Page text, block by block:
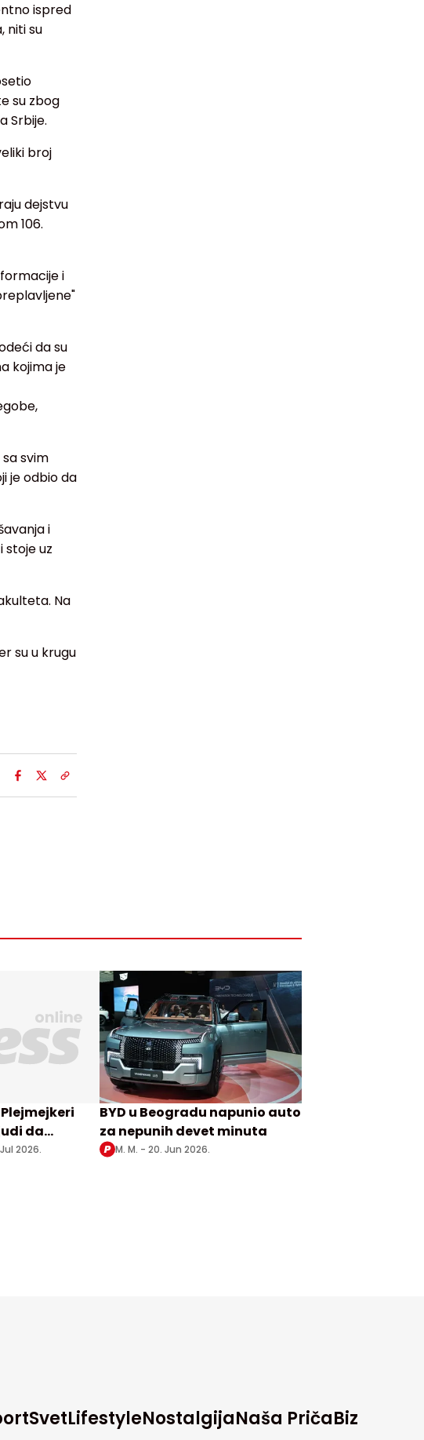
ispred
niti su
su zbog
Srbije.
broj
dejstvu
106.
i
da su
kojima je
svim
je odbio da
i
stoje uz
Na
su u krugu
da
i
2026.
BYD u Beogradu napunio auto
za nepunih devet minuta
M. M. - 20. Jun 2026.
SvetLifestyleNostalgijaNaša PričaBiz